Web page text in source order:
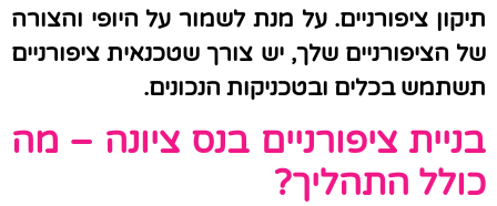
תיקון ציפורניים. על מנת לשמור על היופי והצורה
של הציפורניים שלך, יש צורך שטכנאית ציפורניים
תשתמש בכלים ובטכניקות הנכונים.
בניית ציפורניים בנס ציונה – מה
כולל התהליך?